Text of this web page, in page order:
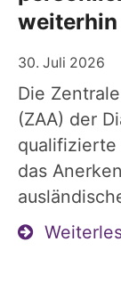
30. Juli 2026
Die
(ZAA) der
das